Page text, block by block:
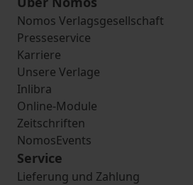
Nomos Verlagsgesellschaft
Presseservice
Karriere
Unsere Verlage
Inlibra
Online-Module
Zeitschriften
NomosEvents
Service
Lieferung und Zahlung